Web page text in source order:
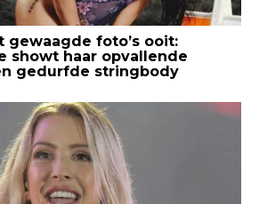
gewaagde foto’s ooit:
showt haar opvallende
gedurfde stringbody